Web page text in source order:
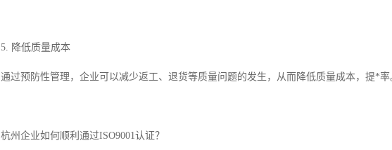
5. 降低质量成本
通过预防性管理，企业可以减少返工、退货等质量问题的发生，从而降低质量成本，提*率
杭州企业如何顺利通过ISO9001认证？